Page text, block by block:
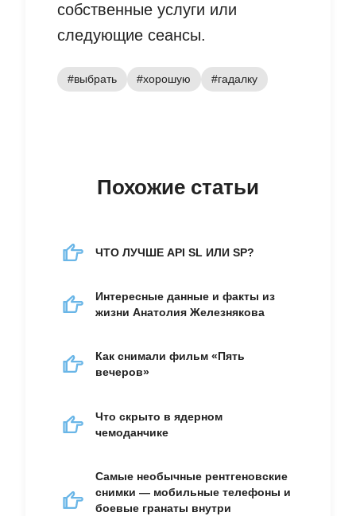
собственные услуги или
следующие сеансы.
#выбрать #хорошую #гадалку
Похожие статьи
ЧТО ЛУЧШЕ API SL ИЛИ SP?
Интересные данные и факты из
жизни Анатолия Железнякова
Как снимали фильм «Пять
вечеров»
Что скрыто в ядерном
чемоданчике
Самые необычные рентгеновские
снимки — мобильные телефоны и
боевые гранаты внутри